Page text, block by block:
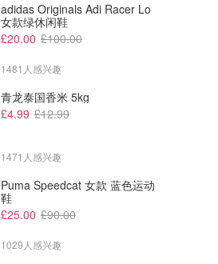
£84.00
5口袋
adidas Originals Adi Racer Lo
女款绿休闲鞋
£20.00 £100.00
1481人感兴趣
青龙泰国香米 5kg
£4.99 £12.99
1471人感兴趣
Puma Speedcat 女款 蓝色运动
鞋
£25.00 £90.00
1029人感兴趣